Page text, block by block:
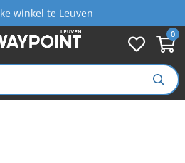
0
winkel te Leuven
advies
in België vanaf €99